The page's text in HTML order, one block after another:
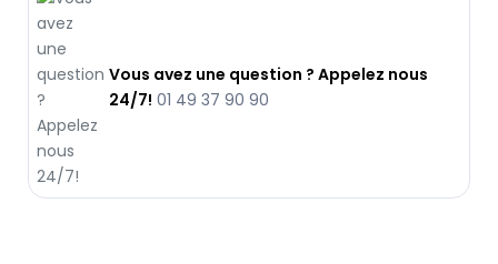
Vous avez une question ? Appelez nous
24/7! 01 49 37 90 90